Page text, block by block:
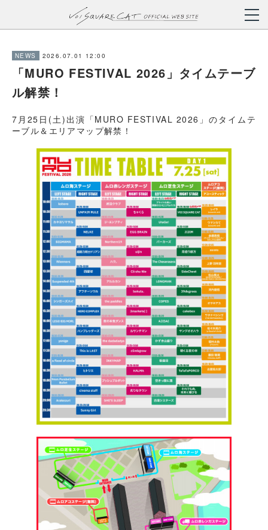
NEWS 2026.07.01 12:00
「MURO FESTIVAL 2026」タイムテーブ
ル解禁！
7月25日(土)出演「MURO FESTIVAL 2026」のタイムテ
ーブル＆エリアマップ解禁！